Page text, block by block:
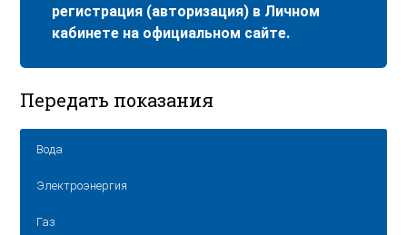
регистрация (авторизация) в Личном
кабинете на официальном сайте.
Передать показания
Вода
Электроэнергия
Газ